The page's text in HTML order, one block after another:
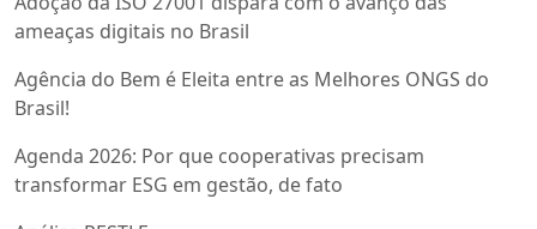
ameaças digitais no Brasil
Agência do Bem é Eleita entre as Melhores ONGS do
Brasil!
Agenda 2026: Por que cooperativas precisam
transformar ESG em gestão, de fato